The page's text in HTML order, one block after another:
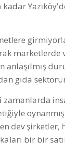
kadar
marketlerde
gıda
dev şirketler,
bir bir